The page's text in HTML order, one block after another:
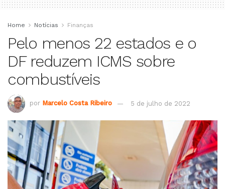
Home Notícias Finanças
Pelo menos 22 estados e o
DF reduzem ICMS sobre
combustíveis
por Marcelo Costa Ribeiro 5 de julho de 2022